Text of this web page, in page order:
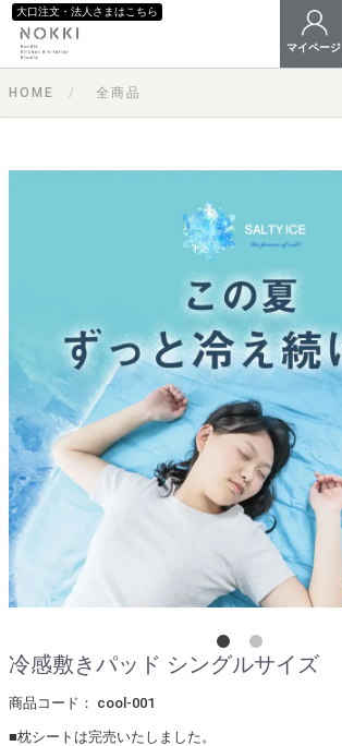
大口注文・法人さまはこちら
マイページ
HOME 全商品
冷感敷きパッド シングルサイズ
商品コード： cool-001
■枕シートは完売いたしました。